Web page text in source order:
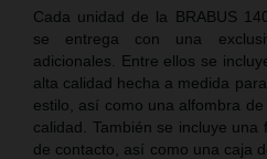
Cada unidad de la BRABUS
se entrega con una
adicionales. Entre ellos se
alta calidad hecha a medida
estilo, así como una alfombra
calidad. También se incluye
de contacto, así como una caja